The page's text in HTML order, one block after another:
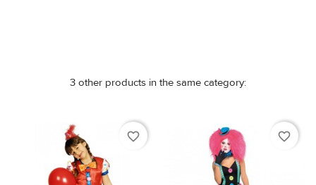
3 other products in the same category:
favorite_border favorite_border